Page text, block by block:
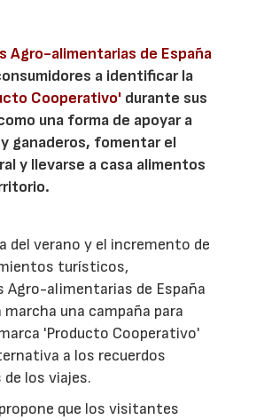
Agro-alimentarias de España
a identificar la
Cooperativo' durante sus
una forma de apoyar a
ganaderos, fomentar el
y llevarse a casa alimentos
del verano y el incremento de
turísticos,
Agro-alimentarias de España
una campaña para
'Producto Cooperativo'
a los recuerdos
los viajes.
que los visitantes